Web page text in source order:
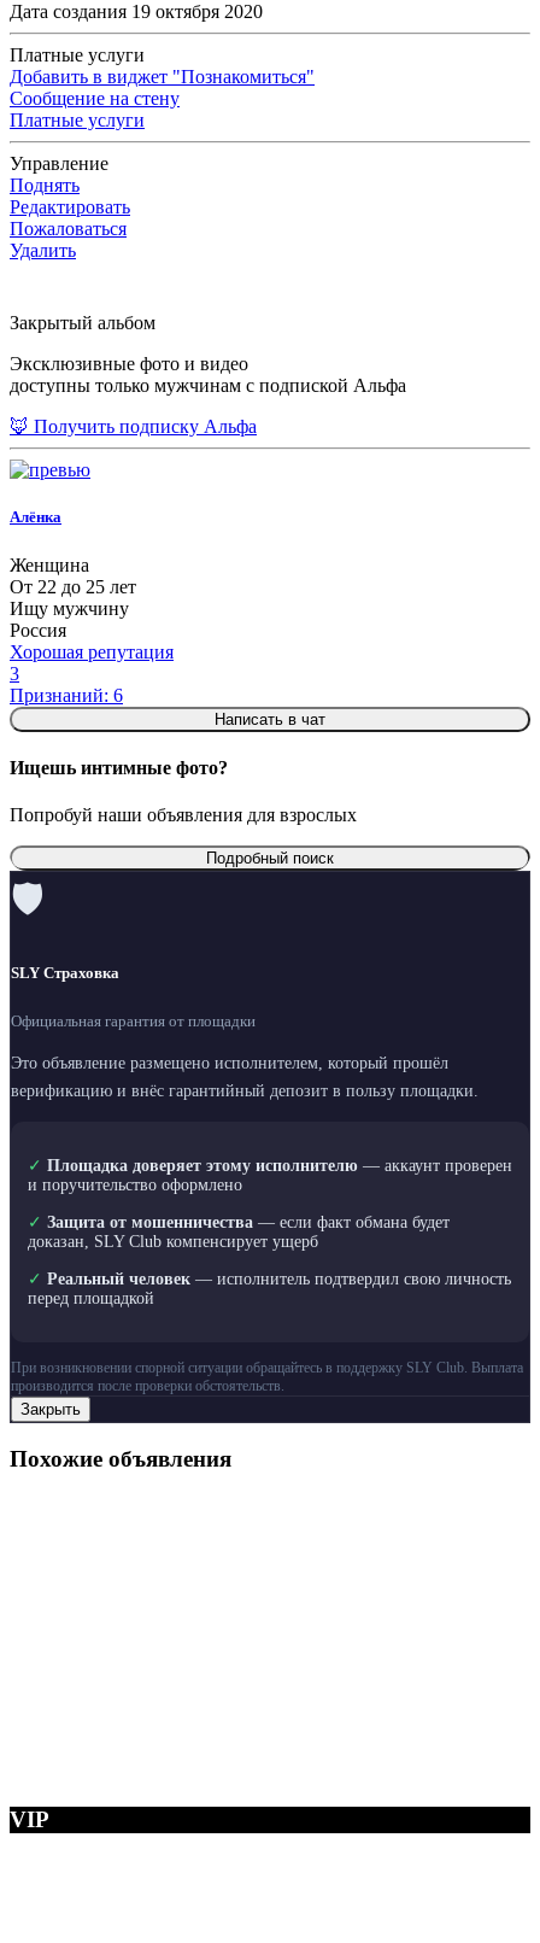
Дата создания 19 октября 2020
Платные услуги
Добавить в виджет "Познакомиться"
Сообщение на стену
Платные услуги
Управление
Поднять
Редактировать
Пожаловаться
Удалить
Закрытый альбом
Эксклюзивные фото и видео
доступны только мужчинам с подпиской Альфа
🦊 Получить подписку Альфа
Алёнка
Женщина
От 22 до 25 лет
Ищу мужчину
Россия
Хорошая репутация
3
Признаний: 6
Написать в чат
Ищешь интимные фото?
Попробуй наши объявления для взрослых
Подробный поиск
🛡
SLY Страховка
Официальная гарантия от площадки
Это объявление размещено исполнителем, который прошёл
верификацию и внёс гарантийный депозит в пользу площадки.
✓ Площадка доверяет этому исполнителю — аккаунт проверен
и поручительство оформлено
✓ Защита от мошенничества — если факт обмана будет
доказан, SLY Club компенсирует ущерб
✓ Реальный человек — исполнитель подтвердил свою личность
перед площадкой
При возникновении спорной ситуации обращайтесь в поддержку SLY Club. Выплата
производится после проверки обстоятельств.
Закрыть
Похожие объявления
VIP